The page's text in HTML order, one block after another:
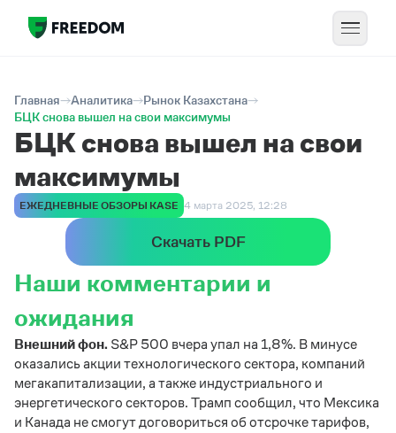
Главная Аналитика
Рынок Казахстана
БЦК снова вышел на свои максимумы
БЦК снова вышел на свои
максимумы
ЕЖЕДНЕВНЫЕ ОБЗОРЫ KASE 4 марта 2025, 12:28
Скачать PDF
Наши комментарии и
ожидания
Внешний фон. S&P 500 вчера упал на 1,8%. В минусе
оказались акции технологического сектора, компаний
мегакапитализации, а также индустриального и
энергетического секторов. Трамп сообщил, что Мексика
и Канада не смогут договориться об отсрочке тарифов,